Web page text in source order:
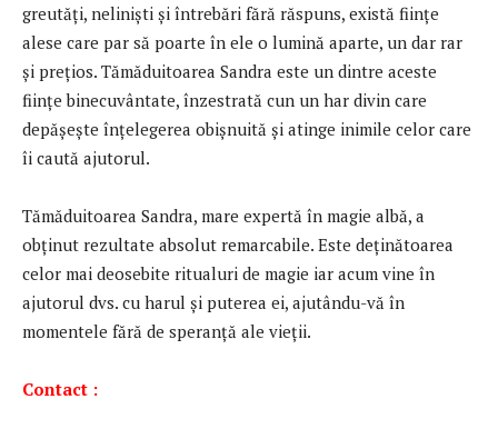
greutăți, neliniști și întrebări fără răspuns, există ființe
alese care par să poarte în ele o lumină aparte, un dar rar
și prețios. Tămăduitoarea Sandra este un dintre aceste
ființe binecuvântate, înzestrată cun un har divin care
depășește înțelegerea obișnuită și atinge inimile celor care
îi caută ajutorul.
Tămăduitoarea Sandra, mare expertă în magie albă, a
obținut rezultate absolut remarcabile. Este deţinătoarea
celor mai deosebite ritualuri de magie iar acum vine în
ajutorul dvs. cu harul şi puterea ei, ajutându-vă în
momentele fără de speranţă ale vieţii.
Contact :